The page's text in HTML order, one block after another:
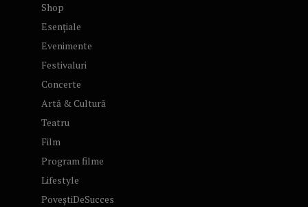
Shop
Esențiale
Evenimente
Festivaluri
Concerte
Artă & Cultură
Teatru
Film
Program filme
Lifestyle
PoveștiDeSucces